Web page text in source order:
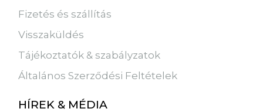
Fizetés és szállítás
Visszaküldés
Tájékoztatók & szabályzatok
Általános Szerződési Feltételek
HÍREK & MÉDIA